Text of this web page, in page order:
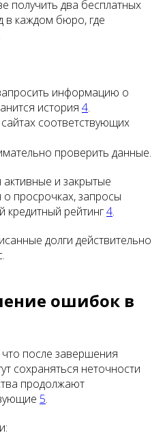
получить два бесплатных
в каждом бюро, где
информацию о
история 4.
соответствующих
проверить данные.
и закрытые
о просрочках, запросы
кредитный рейтинг4.
долги действительно
ошибок в
после завершения
сохраняться неточности
продолжают
5.